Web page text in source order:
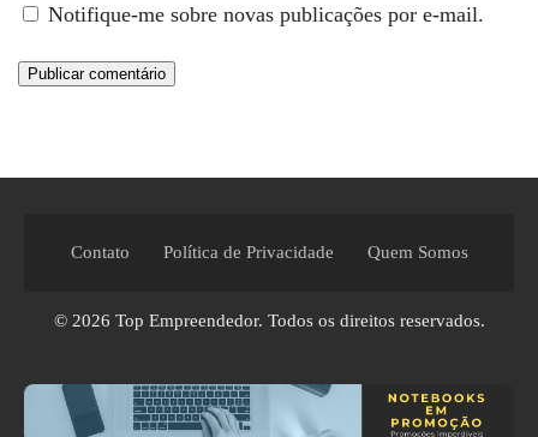
Notifique-me sobre novas publicações por e-mail.
Contato Política de Privacidade Quem Somos
© 2026 Top Empreendedor. Todos os direitos reservados.